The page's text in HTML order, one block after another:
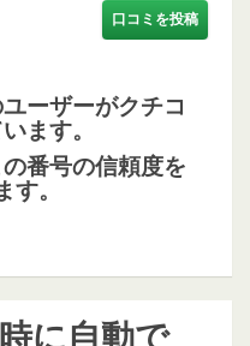
口コミを投稿
ーザーがクチコ
ます。
番号の信頼度を
す。
に自動で